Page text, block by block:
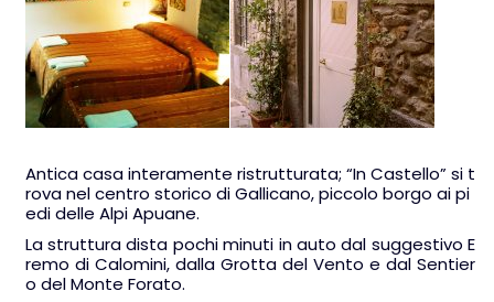
Antica casa interamente ristrutturata; “In Castello” si t
rova nel centro storico di Gallicano, piccolo borgo ai pi
edi delle Alpi Apuane.
La struttura dista pochi minuti in auto dal suggestivo E
remo di Calomini, dalla Grotta del Vento e dal Sentier
o del Monte Forato.